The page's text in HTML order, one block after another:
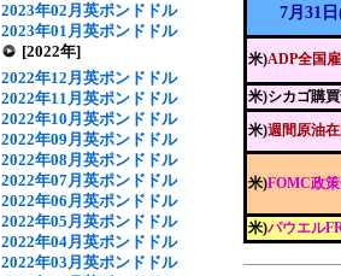
2023年02月英ポンドドル
2023年01月英ポンドドル
[2022年]
2022年12月英ポンドドル
2022年11月英ポンドドル
2022年10月英ポンドドル
2022年09月英ポンドドル
2022年08月英ポンドドル
2022年07月英ポンドドル
2022年06月英ポンドドル
2022年05月英ポンドドル
2022年04月英ポンドドル
2022年03月英ポンドドル
7月31
米)ADP全国
米)シカゴ購
米)週間原油
米)FOMC政策
米)パウエル